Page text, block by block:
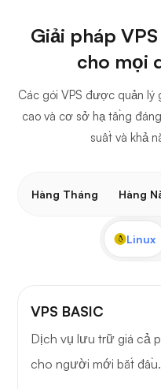
Giải pháp
cho mọi
Các gói VPS được quản
cao và cơ sở hạ tầng
suất và khả
Hàng Tháng Hàng
Linux
VPS BASIC
Dịch vụ lưu trữ giá cả
cho người mới bắt đầu.